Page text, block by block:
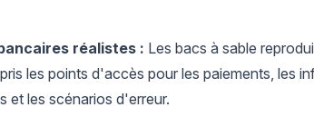
réalistes : Les bacs à sable
les points d'accès pour les paiements, les
et les scénarios d'erreur.